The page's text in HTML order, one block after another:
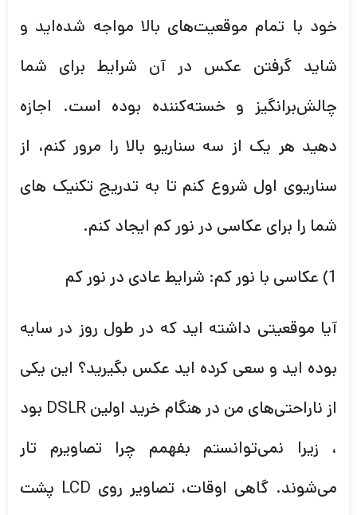
خود با تمام موقعیت‌های بالا مواجه شده‌اید و
شاید گرفتن عکس در آن شرایط برای شما
چالش‌برانگیز و خسته‌کننده بوده است. اجازه
دهید هر یک از سه سناریو بالا را مرور کنم، از
سناریوی اول شروع کنم تا به تدریج تکنیک های
شما را برای عکاسی در نور کم ایجاد کنم.
1) عکاسی با نور کم: شرایط عادی در نور کم
آیا موقعیتی داشته اید که در طول روز در سایه
بوده اید و سعی کرده اید عکس بگیرید؟ این یکی
از ناراحتی‌های من در هنگام خرید اولین DSLR بود
، زیرا نمی‌توانستم بفهمم چرا تصاویرم تار
می‌شوند. گاهی اوقات، تصاویر روی LCD پشت